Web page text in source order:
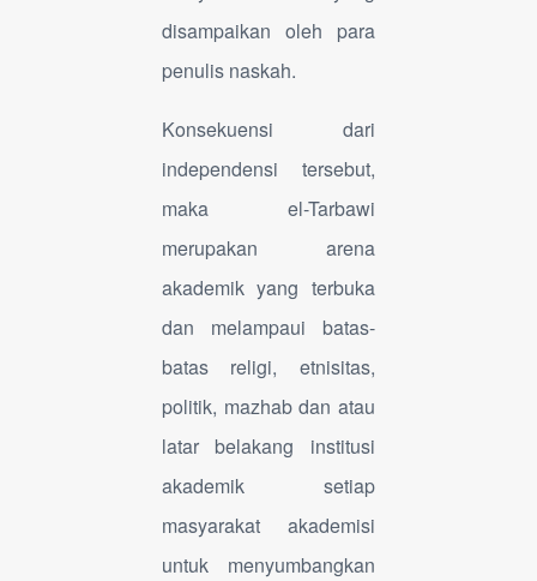
disampaikan oleh para
penulis naskah.
Konsekuensi dari
independensi tersebut,
maka el-Tarbawi
merupakan arena
akademik yang terbuka
dan melampaui batas-
batas religi, etnisitas,
politik, mazhab dan atau
latar belakang institusi
akademik setiap
masyarakat akademisi
untuk menyumbangkan